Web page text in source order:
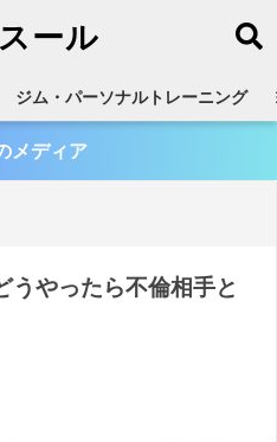
ール
ジム・パーソナルトレーニング
メディア
うやったら不倫相手と